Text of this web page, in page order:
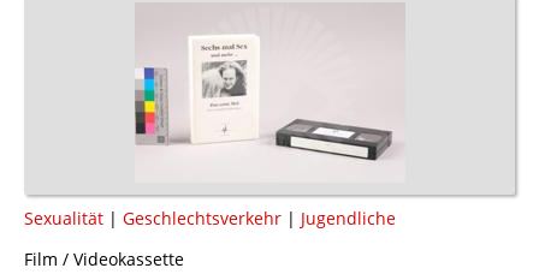
Sexualität | Geschlechtsverkehr | Jugendliche
Film / Videokassette